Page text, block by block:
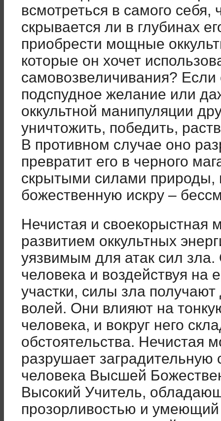
всмотреться в самого себя,
скрывается ли в глубинах
приобрести мощные
которые он хочет
самовозвеличивания? Если
подспудное желание или
оккультной манипуляции
уничтожить, победить,
В противном случае оно
превратит его в черного
скрытыми силами природы,
божественную искру –
Нечистая и своекорыстная
развитием оккультных
уязвимым для атак сил зла.
человека и воздействуя на
участки, силы зла
волей. Они влияют на
человека, и вокруг него
обстоятельства. Нечистая
разрушает
человека Высшей
Высокий Учитель,
прозорливостью и